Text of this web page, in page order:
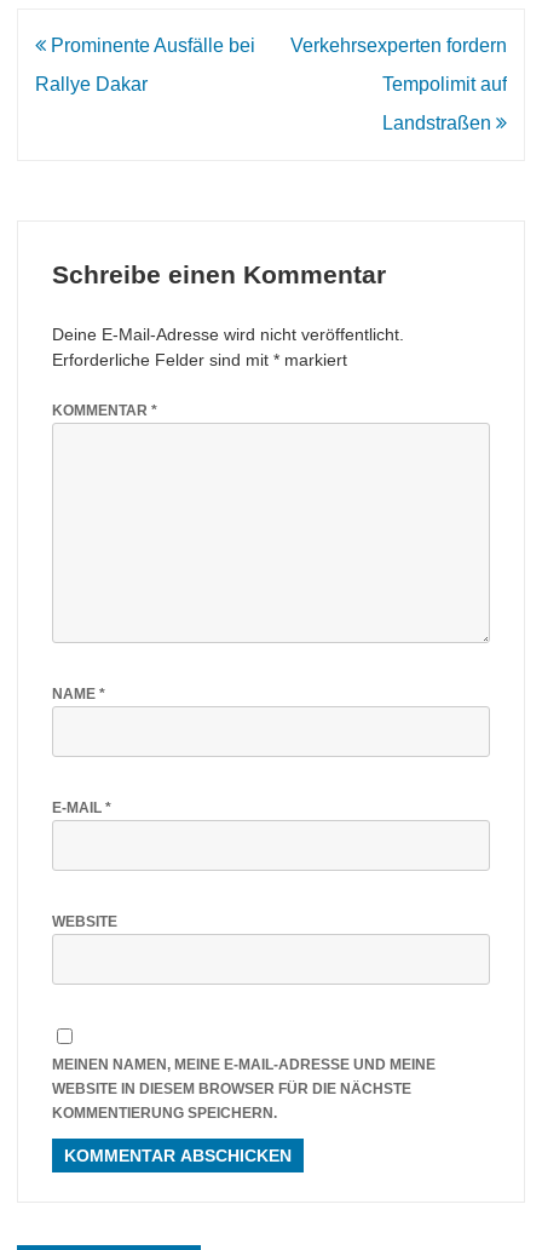
Beitrags-
Navigation
Prominente Ausfälle bei
Rallye Dakar
Verkehrsexperten fordern
Tempolimit auf
Landstraßen
Schreibe einen Kommentar
Deine E-Mail-Adresse wird nicht veröffentlicht.
Erforderliche Felder sind mit * markiert
KOMMENTAR *
NAME *
E-MAIL *
WEBSITE
MEINEN NAMEN, MEINE E-MAIL-ADRESSE UND MEINE
WEBSITE IN DIESEM BROWSER FÜR DIE NÄCHSTE
KOMMENTIERUNG SPEICHERN.